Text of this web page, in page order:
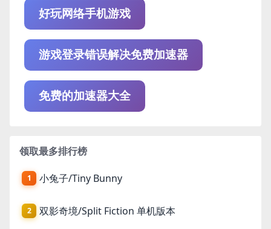
好玩网络手机游戏
游戏登录错误解决免费加速器
免费的加速器大全
领取最多排行榜
1 小兔子/Tiny Bunny
2 双影奇境/Split Fiction 单机版本